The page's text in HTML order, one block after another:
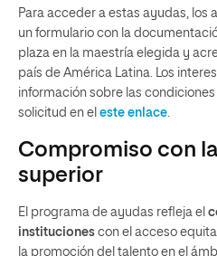
Para acceder a estas ayudas,
un formulario con la
plaza en la maestría elegida y
país de América Latina. Los
información sobre las
solicitud en el este enlace
Compromiso con
superior
El programa de ayudas refleja el
instituciones con el acceso
la promoción del talento en el